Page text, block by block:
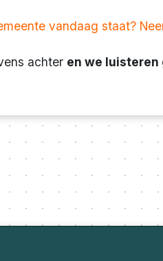
vandaag staat?
achter en we